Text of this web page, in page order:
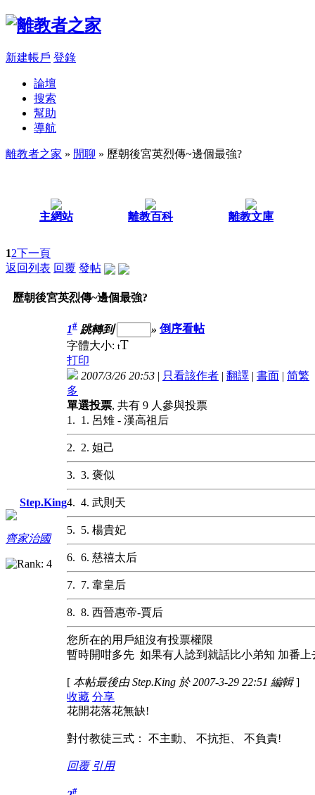
新建帳戶 登錄
論壇
搜索
幫助
導航
離教者之家 » 閒聊 » 歷朝後宮英烈傳~邊個最強?
主網站 離教百科 離教文庫
12下一頁
返回列表 回覆 發帖
歷朝後宮英烈傳~邊個最強?
Step.King
齊家治國
1# 跳轉到 » 倒序看帖
字體大小: tT
打印
2007/3/26 20:53 | 只看該作者 | 翻譯 | 書面 | 简繁
多
單選投票, 共有 9 人參與投票
1. 1. 呂雉 - 漢高祖后
2. 2. 妲己
3. 3. 褒似
4. 4. 武則天
5. 5. 楊貴妃
6. 6. 慈禧太后
7. 7. 韋皇后
8. 8. 西晉惠帝-賈后
您所在的用戶組沒有投票權限
暫時開咁多先 如果有人諗到就話比小弟知 加番上
[ 本帖最後由 Step.King 於 2007-3-29 22:51 編輯]
收藏 分享
花開花落花無缺!
對付教徒三式： 不主動、 不抗拒、 不負責!
回覆 引用
#